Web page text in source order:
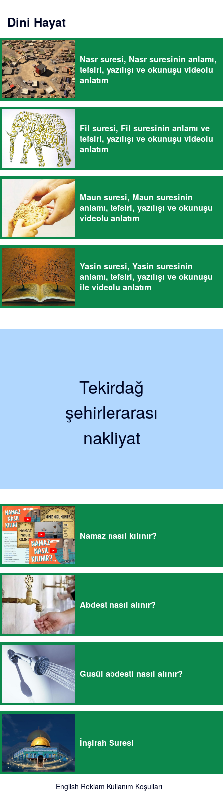
Dini Hayat
Nasr suresi, Nasr suresinin anlamı,
tefsiri, yazılışı ve okunuşu videolu
anlatım
Fil suresi, Fil suresinin anlamı ve
tefsiri, yazılışı ve okunuşu videolu
anlatım
Maun suresi, Maun suresinin
anlamı, tefsiri, yazılışı ve okunuşu
videolu anlatım
Yasin suresi, Yasin suresinin
anlamı, tefsiri, yazılışı ve okunuşu
ile videolu anlatım
Tekirdağ
şehirlerarası
nakliyat
Namaz nasıl kılınır?
Abdest nasıl alınır?
Gusül abdesti nasıl alınır?
İnşirah Suresi
English Reklam Kullanım Koşulları